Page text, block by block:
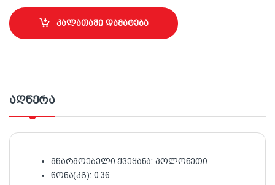
კალათაში დამატება
აღწერა
მწარმოებელი ქვეყანა: პოლონეთი
წონა(კგ): 0.36